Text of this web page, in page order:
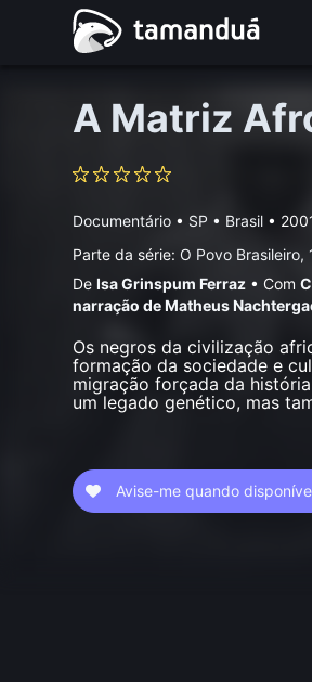
A Matriz
Documentário • SP • Brasil •
Parte da série:O Povo
DeIsa Grinspum Ferraz • Com
narração de Matheus
Os negros da civilização
formação da sociedade e
migração forçada da
um legado genético, mas
Avise-me quando